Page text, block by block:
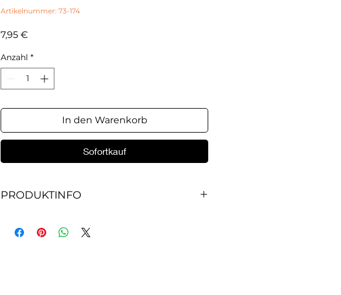
Artikelnummer: 73-174
7,95 €
Anzahl *
In den Warenkorb
Sofortkauf
PRODUKTINFO
понять, что мешает людям быть подлинными,